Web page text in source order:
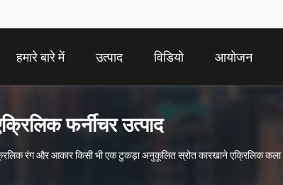
हमारे बारे में उत्पाद विडियो आयोजन
फर्नीचर उत्पाद
रंग और आकार किसी भी एक टुकड़ा अनुकूलित स्रोत कारखाने एक्रिलिक कला